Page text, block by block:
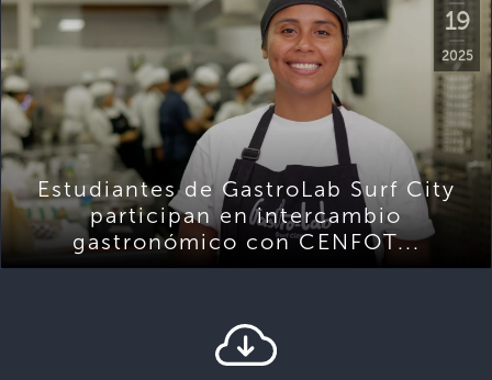
19
2025
Estudiantes de GastroLab Surf City
participan en intercambio
gastronómico con CENFOT...